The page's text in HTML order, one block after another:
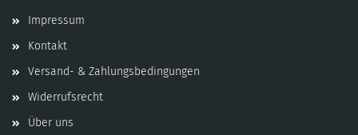
Impressum
Kontakt
Versand- & Zahlungsbedingungen
Widerrufsrecht
Über uns